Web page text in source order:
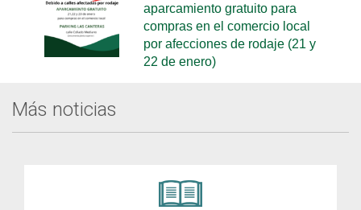
aparcamiento gratuito para
compras en el comercio local
por afecciones de rodaje (21 y
22 de enero)
Más noticias